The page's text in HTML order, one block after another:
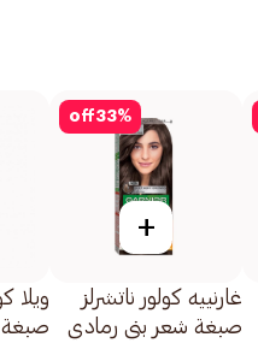
33%
off
+
غارنييه كولور ناتشرلز
صبغة شعر بني رمادي
ويلا